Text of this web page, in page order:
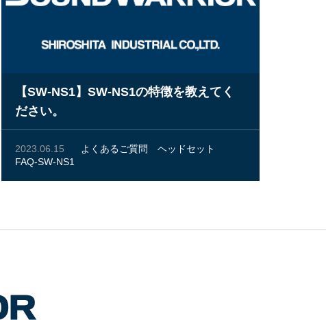
【SW-NS1】SW-NS1の特徴を教えてく
ださい。
2023.06.15 よくあるご質問
ヘッドセット
FAQ-SW-NS1